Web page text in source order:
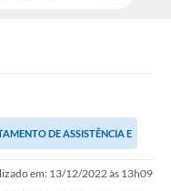
DE ASSISTÊNCIA E
em: 13/12/2022 às 13h09